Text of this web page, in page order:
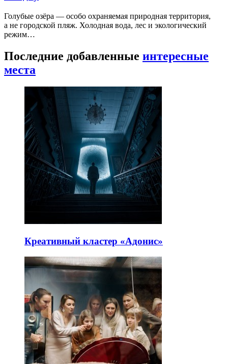
Голубые озёра — особо охраняемая природная территория,
а не городской пляж. Холодная вода, лес и экологический
режим…
Последние добавленные интересные
места
Креативный кластер «Адонис»